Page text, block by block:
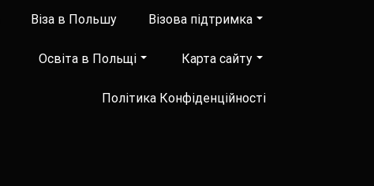
Віза в Польшу Візова підтримка
Освіта в Польщі Карта сайту
Політика Конфіденційності